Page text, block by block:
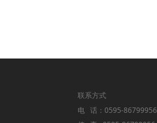
联系方式
电 话：0595-86799956